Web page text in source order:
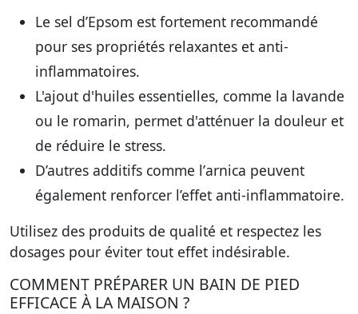
Le sel d’Epsom est fortement recommandé
pour ses propriétés relaxantes et anti-
inflammatoires.
L'ajout d'huiles essentielles, comme la lavande
ou le romarin, permet d'atténuer la douleur et
de réduire le stress.
D’autres additifs comme l’arnica peuvent
également renforcer l’effet anti-inflammatoire.
Utilisez des produits de qualité et respectez les
dosages pour éviter tout effet indésirable.
COMMENT PRÉPARER UN BAIN DE PIED
EFFICACE À LA MAISON ?